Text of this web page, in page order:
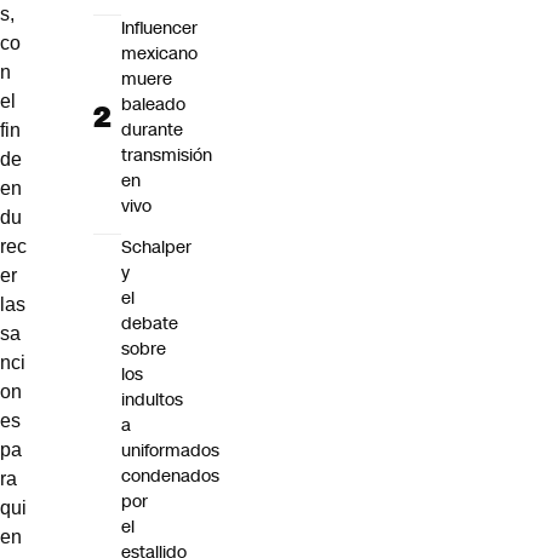
s,
co
n
el
fin
de
en
du
rec
er
las
sa
nci
on
es
pa
ra
qui
en
Influencer
mexicano
muere
baleado
durante
transmisión
en
vivo
Schalper
y
el
debate
sobre
los
indultos
a
uniformados
condenados
por
el
estallido